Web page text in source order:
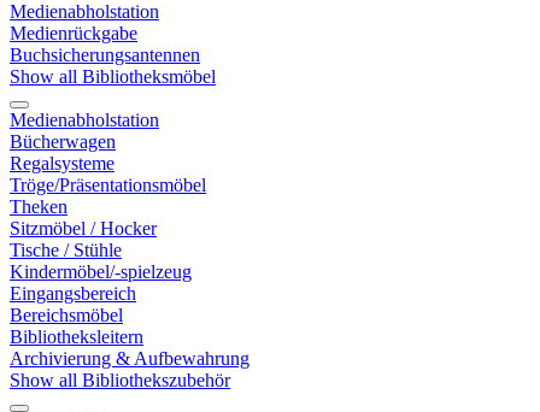
Medienabholstation
Medienrückgabe
Buchsicherungsantennen
Show all Bibliotheksmöbel
Medienabholstation
Bücherwagen
Regalsysteme
Tröge/Präsentationsmöbel
Theken
Sitzmöbel / Hocker
Tische / Stühle
Kindermöbel/-spielzeug
Eingangsbereich
Bereichsmöbel
Bibliotheksleitern
Archivierung & Aufbewahrung
Show all Bibliothekszubehör